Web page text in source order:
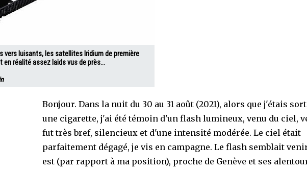
vers luisants, les satellites Iridium de première
en réalité assez laids vus de près...
Bonjour. Dans la nuit du 30 au 31 août (2021), alors que j'étais
une cigarette, j'ai été témoin d'un flash lumineux, venu du ciel,
fut très bref, silencieux et d'une intensité modérée. Le ciel était
parfaitement dégagé, je vis en campagne. Le flash semblait
est (par rapport à ma position), proche de Genève et ses